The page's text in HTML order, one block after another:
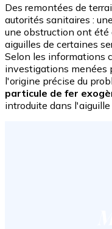
Des remontées de
autorités sanitaires :
une obstruction ont
aiguilles de certaines
Selon les informations
investigations menées
l'origine précise du
particule de fer
introduite dans